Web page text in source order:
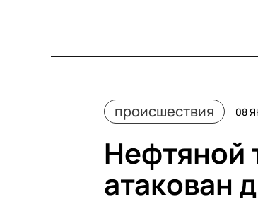
происшествия 08
Нефтяной
атакован